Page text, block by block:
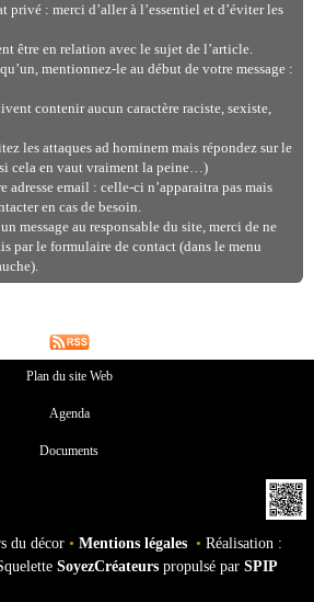
privé : merci d’aller à l’essentiel et d’éviter les
être en relation avec le sujet de l’article.
mentionnez-le au début de votre message :
contenir aucun caractère raciste, sexiste,
les attaques ad hominem mais répondez sur le
cela en vaut vraiment la peine…)
adresse email : celle-ci n’apparaitra pas mais
en cas de besoin.
message au responsable du site, merci de ne
par le formulaire de contact (dans le menu
Plan du site Web
Agenda
Documents
du décor • Mentions légales • Réalisation :
SoyezCréateurs propulsé par SPIP